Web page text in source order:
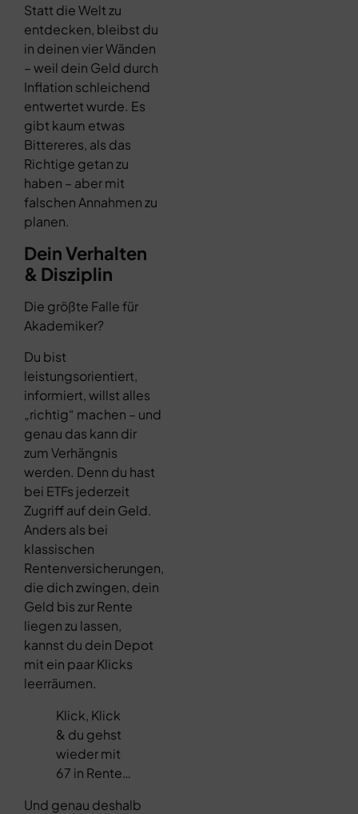
Statt die Welt zu
entdecken, bleibst du
in deinen vier Wänden
– weil dein Geld durch
Inflation schleichend
entwertet wurde. Es
gibt kaum etwas
Bittereres, als das
Richtige getan zu
haben – aber mit
falschen Annahmen zu
planen.
Dein Verhalten
& Disziplin
Die größte Falle für
Akademiker?
Du bist
leistungsorientiert,
informiert, willst alles
„richtig“ machen – und
genau das kann dir
zum Verhängnis
werden. Denn du hast
bei ETFs jederzeit
Zugriff auf dein Geld.
Anders als bei
klassischen
Rentenversicherungen,
die dich zwingen, dein
Geld bis zur Rente
liegen zu lassen,
kannst du dein Depot
mit ein paar Klicks
leerräumen.
Klick, Klick
& du gehst
wieder mit
67 in Rente…
Und genau deshalb